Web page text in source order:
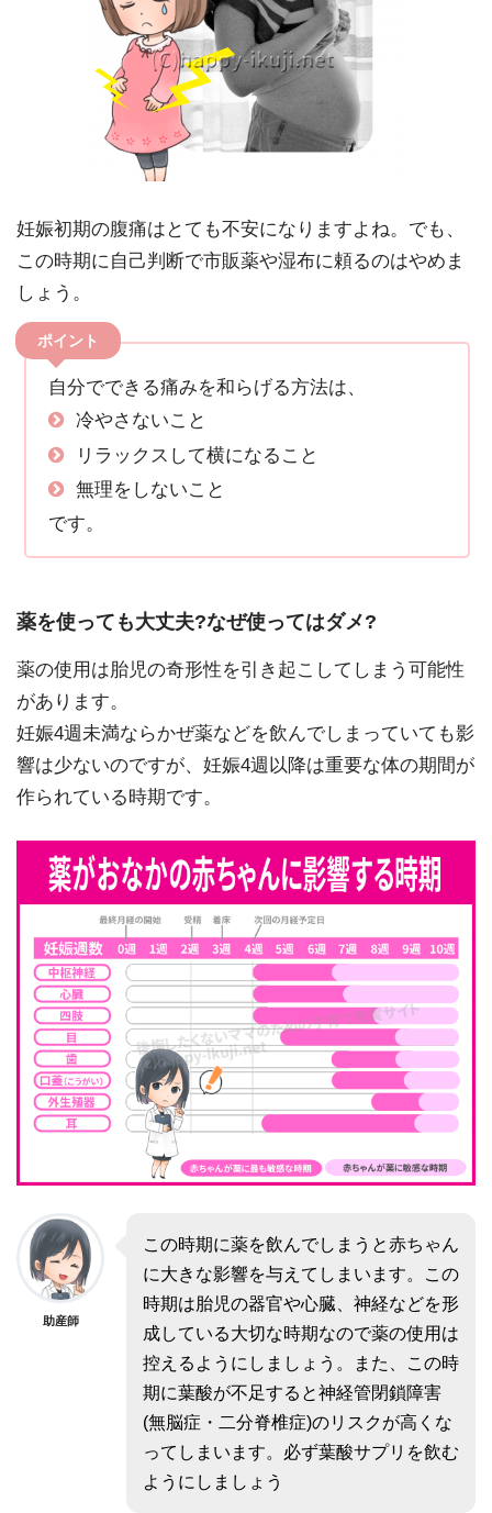
妊娠初期の腹痛はとても不安になりますよね。でも、
この時期に自己判断で市販薬や湿布に頼るのはやめま
しょう。
ポイント
自分でできる痛みを和らげる方法は、
冷やさないこと
リラックスして横になること
無理をしないこと
です。
薬を使っても大丈夫?なぜ使ってはダメ?
薬の使用は胎児の奇形性を引き起こしてしまう可能性
があります。
妊娠4週未満ならかぜ薬などを飲んでしまっていても影
響は少ないのですが、妊娠4週以降は重要な体の期間が
作られている時期です。
助産師
この時期に薬を飲んでしまうと赤ちゃん
に大きな影響を与えてしまいます。この
時期は胎児の器官や心臓、神経などを形
成している大切な時期なので薬の使用は
控えるようにしましょう。また、この時
期に葉酸が不足すると神経管閉鎖障害
(無脳症・二分脊椎症)のリスクが高くな
ってしまいます。必ず葉酸サプリを飲む
ようにしましょう